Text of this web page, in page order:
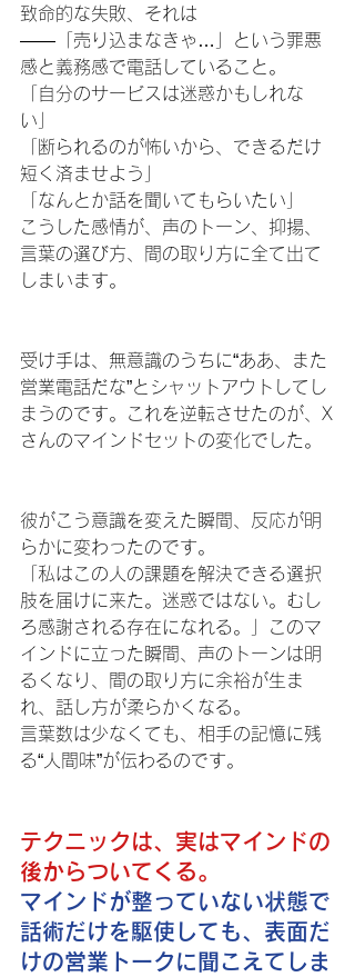
致命的な失敗、それは
――「売り込まなきゃ…」という罪悪
感と義務感で電話していること。
「自分のサービスは迷惑かもしれな
い」
「断られるのが怖いから、できるだけ
短く済ませよう」
「なんとか話を聞いてもらいたい」
こうした感情が、声のトーン、抑揚、
言葉の選び方、間の取り方に全て出て
しまいます。
受け手は、無意識のうちに“ああ、また
営業電話だな”とシャットアウトしてし
まうのです。これを逆転させたのが、X
さんのマインドセットの変化でした。
彼がこう意識を変えた瞬間、反応が明
らかに変わったのです。
「私はこの人の課題を解決できる選択
肢を届けに来た。迷惑ではない。むし
ろ感謝される存在になれる。」このマ
インドに立った瞬間、声のトーンは明
るくなり、間の取り方に余裕が生ま
れ、話し方が柔らかくなる。
言葉数は少なくても、相手の記憶に残
る“人間味”が伝わるのです。
テクニックは、実はマインドの
後からついてくる。
マインドが整っていない状態で
話術だけを駆使しても、表面だ
けの営業トークに聞こえてしま